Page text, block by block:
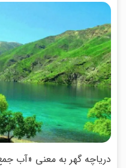
دریاچه گهر به معنی «آب